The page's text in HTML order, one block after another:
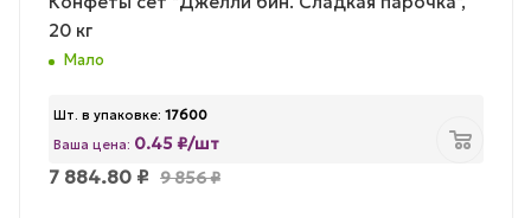
20 кг
Мало
Шт. в упаковке: 17600
Ваша цена: 0.45 ₽/шт
7 884.80 ₽ 9 856₽